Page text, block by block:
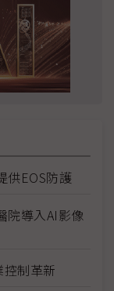
供EOS防護
院導入AI影像
制革新